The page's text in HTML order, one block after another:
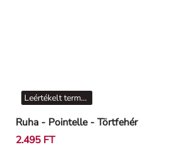
Ruha - Pointelle - Törtfehér
Leértékelt termékek
2.495 FT